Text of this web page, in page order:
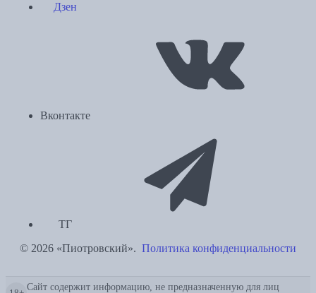
Дзен
Вконтакте
ТГ
© 2026 «Пиотровский». Политика конфиденциальности
Сайт содержит информацию, не предназначенную для лиц